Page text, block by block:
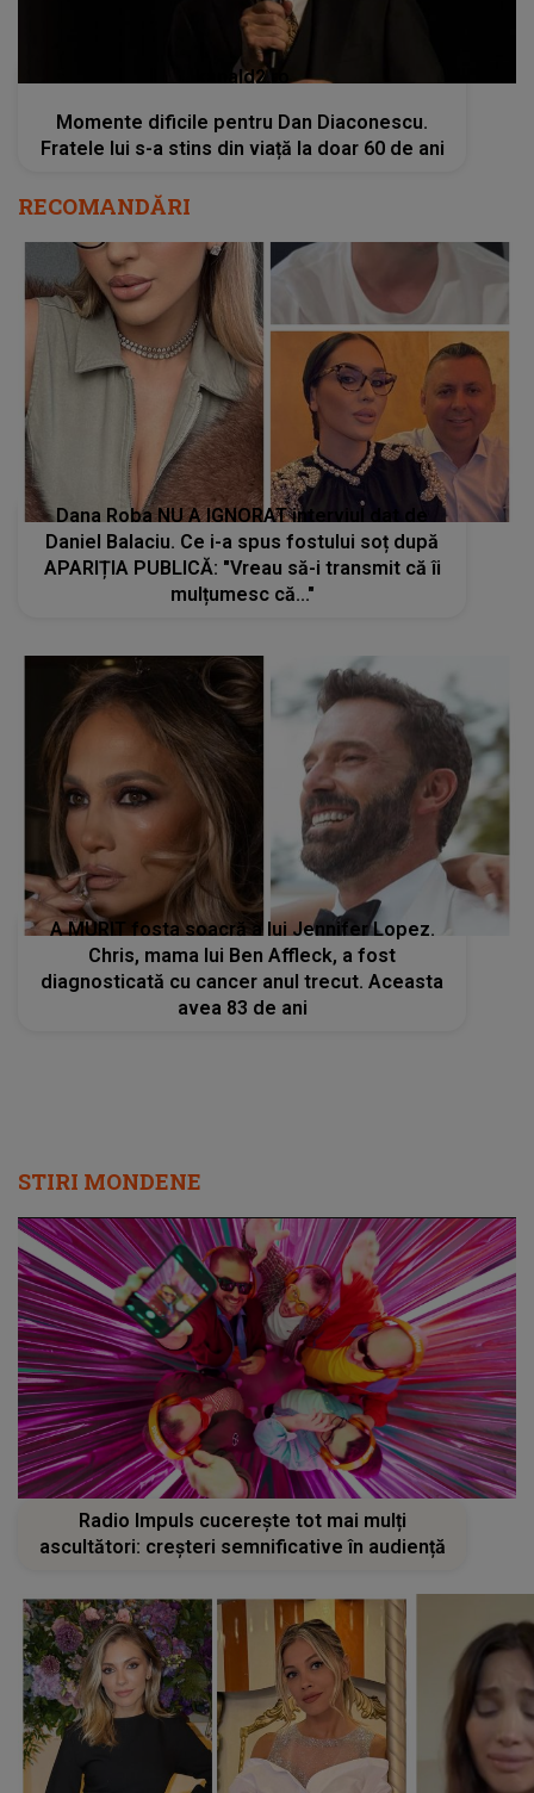
kanald2.ro
Momente dificile pentru Dan Diaconescu.
Fratele lui s-a stins din viață la doar 60 de ani
RECOMANDĂRI
Dana Roba NU A IGNORAT interviul dat de
Daniel Balaciu. Ce i-a spus fostului soț după
APARIȚIA PUBLICĂ: "Vreau să-i transmit că îi
mulțumesc că..."
A MURIT fosta soacră a lui Jennifer Lopez.
Chris, mama lui Ben Affleck, a fost
diagnosticată cu cancer anul trecut. Aceasta
avea 83 de ani
STIRI MONDENE
Radio Impuls cucerește tot mai mulți
ascultători: creșteri semnificative în audiență